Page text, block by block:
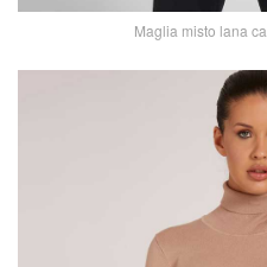
Maglia misto lana